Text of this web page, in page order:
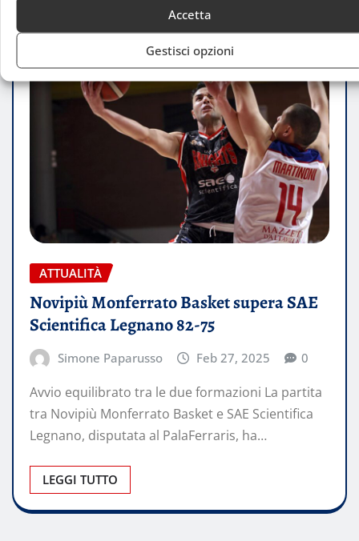
Accetta
Gestisci opzioni
ATTUALITÀ
Novipiù Monferrato Basket supera SAE
Scientifica Legnano 82-75
Simone Paparusso Feb 27, 2025 0
Avvio equilibrato tra le due formazioni La partita
tra Novipiù Monferrato Basket e SAE Scientifica
Legnano, disputata al PalaFerraris, ha…
LEGGI TUTTO